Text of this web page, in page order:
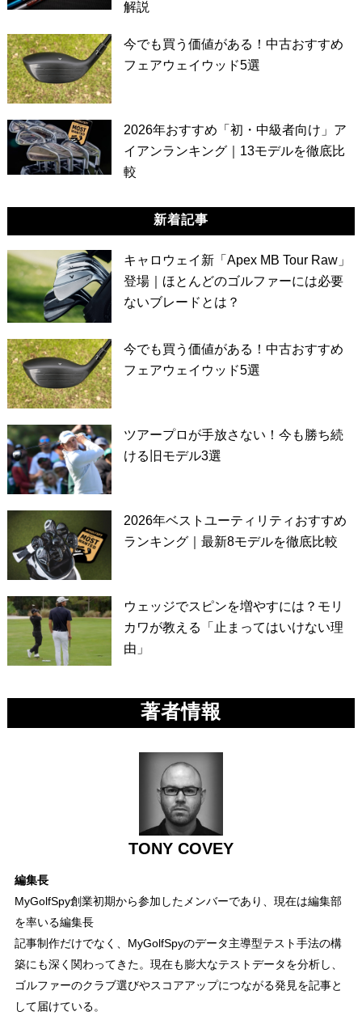
解説
今でも買う価値がある！中古おすすめ
フェアウェイウッド5選
2026年おすすめ「初・中級者向け」ア
イアンランキング｜13モデルを徹底比
較
新着記事
キャロウェイ新「Apex MB Tour Raw」
登場｜ほとんどのゴルファーには必要
ないブレードとは？
今でも買う価値がある！中古おすすめ
フェアウェイウッド5選
ツアープロが手放さない！今も勝ち続
ける旧モデル3選
2026年ベストユーティリティおすすめ
ランキング｜最新8モデルを徹底比較
ウェッジでスピンを増やすには？モリ
カワが教える「止まってはいけない理
由」
著者情報
TONY COVEY
編集長
MyGolfSpy創業初期から参加したメンバーであり、現在は編集部
を率いる編集長
記事制作だけでなく、MyGolfSpyのデータ主導型テスト手法の構
築にも深く関わってきた。現在も膨大なテストデータを分析し、
ゴルファーのクラブ選びやスコアアップにつながる発見を記事と
して届けている。